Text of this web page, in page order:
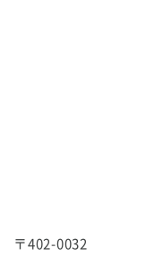
〒402-0032